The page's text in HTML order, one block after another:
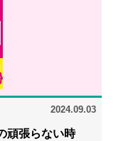
2024.09.03
頑張らない時